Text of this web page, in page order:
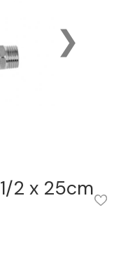
2 x 25cm